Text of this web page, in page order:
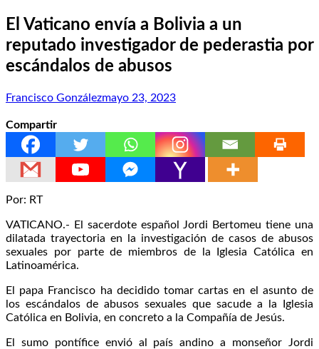
El Vaticano envía a Bolivia a un
reputado investigador de pederastia por
escándalos de abusos
Francisco Gonzálezmayo 23, 2023
Compartir
Por: RT
VATICANO.- El sacerdote español Jordi Bertomeu tiene una
dilatada trayectoria en la investigación de casos de abusos
sexuales por parte de miembros de la Iglesia Católica en
Latinoamérica.
El papa Francisco ha decidido tomar cartas en el asunto de
los escándalos de abusos sexuales que sacude a la Iglesia
Católica en Bolivia, en concreto a la Compañía de Jesús.
El sumo pontífice envió al país andino a monseñor Jordi